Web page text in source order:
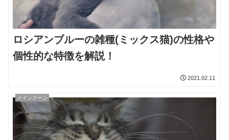
ロシアンブルーの雑種(ミックス猫)の性格や
個性的な特徴を解説！
2021.02.11
メインクーン